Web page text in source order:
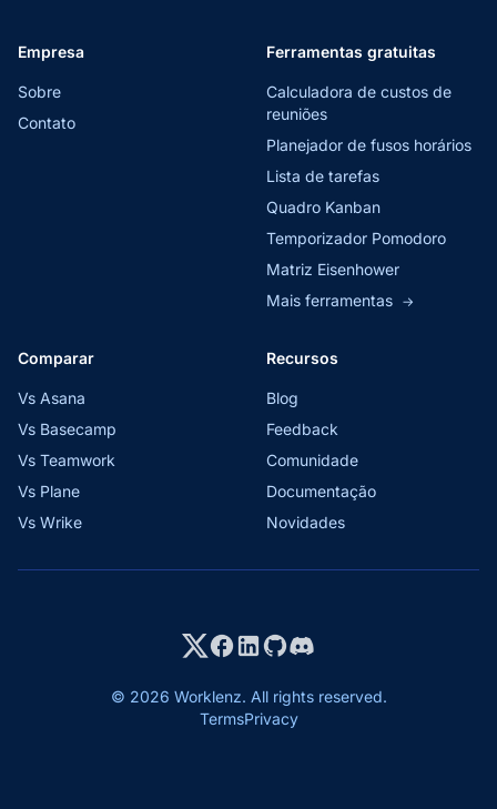
Empresa
Sobre
Contato
Ferramentas gratuitas
Calculadora de custos de
reuniões
Planejador de fusos horários
Lista de tarefas
Quadro Kanban
Temporizador Pomodoro
Matriz Eisenhower
Mais ferramentas →
Comparar
Vs Asana
Vs Basecamp
Vs Teamwork
Vs Plane
Vs Wrike
Recursos
Blog
Feedback
Comunidade
Documentação
Novidades
© 2026 Worklenz. All rights reserved.
TermsPrivacy